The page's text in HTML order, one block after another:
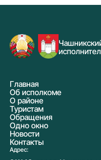
Главная
Об исполкоме
О районе
Туристам
Обращения
Одно окно
Новости
Контакты
Адрес: